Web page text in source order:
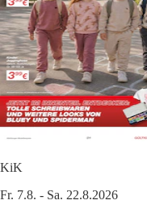
KiK
Fr. 7.8. - Sa. 22.8.2026